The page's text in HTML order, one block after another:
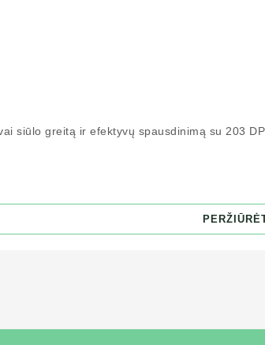
siūlo greitą ir efektyvų spausdinimą su 203